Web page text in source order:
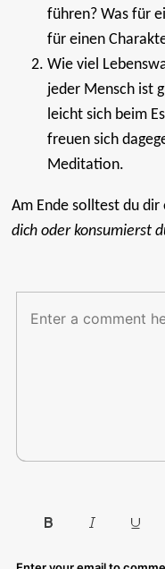
führen? Was für
für einen
Wie viel
jeder Mensch ist
leicht sich beim
freuen sich
Meditation.
Am Ende solltest du dir
dich oder konsumierst